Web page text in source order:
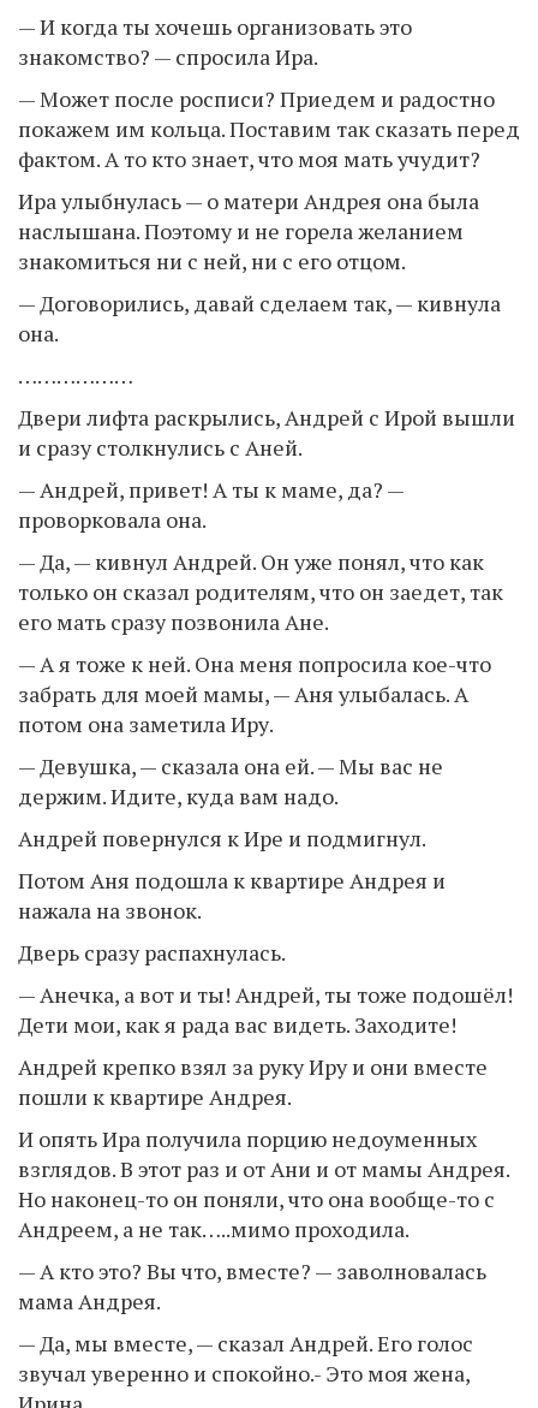
— И когда ты хочешь организовать это
знакомство? — спросила Ира.
— Может после росписи? Приедем и радостно
покажем им кольца. Поставим так сказать перед
фактом. А то кто знает, что моя мать учудит?
Ира улыбнулась — о матери Андрея она была
наслышана. Поэтому и не горела желанием
знакомиться ни с ней, ни с его отцом.
— Договорились, давай сделаем так, — кивнула
она.
………………
Двери лифта раскрылись, Андрей с Ирой вышли
и сразу столкнулись с Аней.
— Андрей, привет! А ты к маме, да? —
проворковала она.
— Да, — кивнул Андрей. Он уже понял, что как
только он сказал родителям, что он заедет, так
его мать сразу позвонила Ане.
— А я тоже к ней. Она меня попросила кое-что
забрать для моей мамы, — Аня улыбалась. А
потом она заметила Иру.
— Девушка, — сказала она ей. — Мы вас не
держим. Идите, куда вам надо.
Андрей повернулся к Ире и подмигнул.
Потом Аня подошла к квартире Андрея и
нажала на звонок.
Дверь сразу распахнулась.
— Анечка, а вот и ты! Андрей, ты тоже подошёл!
Дети мои, как я рада вас видеть. Заходите!
Андрей крепко взял за руку Иру и они вместе
пошли к квартире Андрея.
И опять Ира получила порцию недоуменных
взглядов. В этот раз и от Ани и от мамы Андрея.
Но наконец-то он поняли, что она вообще-то с
Андреем, а не так…..мимо проходила.
— А кто это? Вы что, вместе? — заволновалась
мама Андрея.
— Да, мы вместе, — сказал Андрей. Его голос
звучал уверенно и спокойно.- Это моя жена,